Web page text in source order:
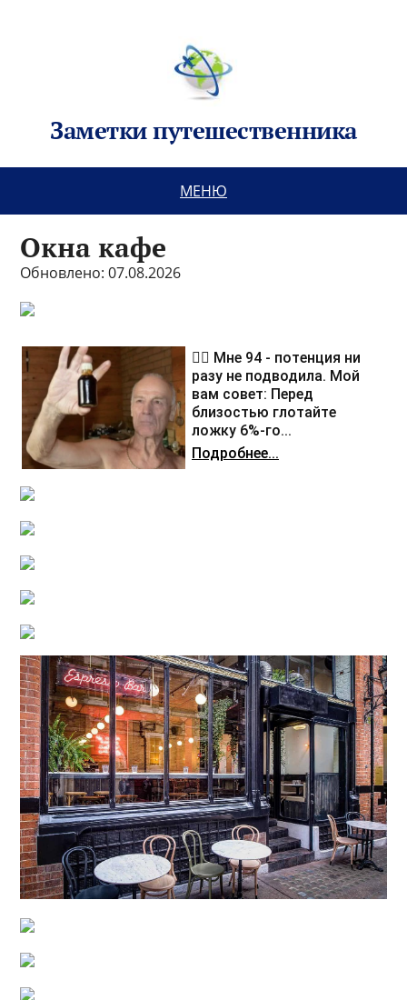
Заметки путешественника
МЕНЮ
Окна кафе
Обновлено: 07.08.2026
❤️‍🔥 Мне 94 - потенция ни
разу не подводила. Мой
вам совет: Перед
близостью глотайте
ложку 6%-го...
Подробнее...